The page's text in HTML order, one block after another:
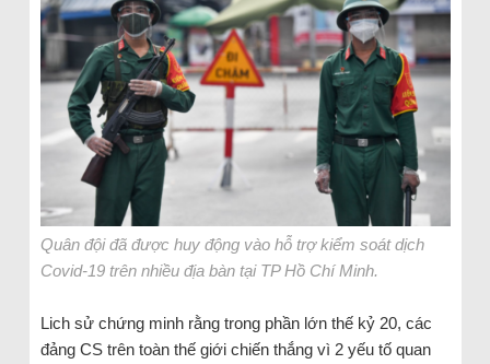
Quân đội đã được huy động vào hỗ trợ kiểm soát dịch
Covid-19 trên nhiều địa bàn tại TP Hồ Chí Minh.
Lich sử chứng minh rằng trong phần lớn thế kỷ 20, các
đảng CS trên toàn thế giới chiến thắng vì 2 yếu tố quan